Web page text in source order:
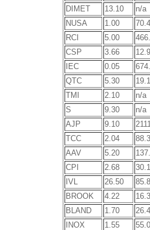
DIMET
13.10
n/a
NUSA
1.00
RCI
5.00
CSP
3.66
IEC
0.05
QTC
5.30
TMI
2.10
n/a
S
9.30
n/a
AJP
9.10
TCC
2.04
AAV
5.20
CPI
2.68
IVL
26.50
BROOK
4.22
BLAND
1.70
INOX
1.55